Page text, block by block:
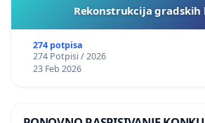
Rekonstrukcija gradskih
274 potpisa
274 Potpisi / 2026
23 Feb 2026